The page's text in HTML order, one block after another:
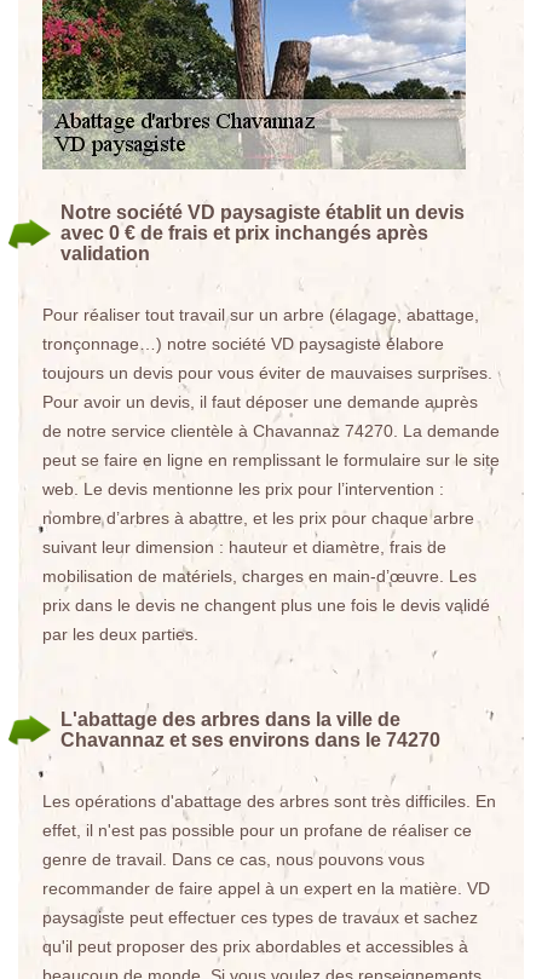
Notre société VD paysagiste établit un devis
avec 0 € de frais et prix inchangés après
validation
Pour réaliser tout travail sur un arbre (élagage, abattage,
tronçonnage…) notre société VD paysagiste élabore
toujours un devis pour vous éviter de mauvaises surprises.
Pour avoir un devis, il faut déposer une demande auprès
de notre service clientèle à Chavannaz 74270. La demande
peut se faire en ligne en remplissant le formulaire sur le site
web. Le devis mentionne les prix pour l’intervention :
nombre d’arbres à abattre, et les prix pour chaque arbre
suivant leur dimension : hauteur et diamètre, frais de
mobilisation de matériels, charges en main-d’œuvre. Les
prix dans le devis ne changent plus une fois le devis validé
par les deux parties.
L'abattage des arbres dans la ville de
Chavannaz et ses environs dans le 74270
Les opérations d'abattage des arbres sont très difficiles. En
effet, il n'est pas possible pour un profane de réaliser ce
genre de travail. Dans ce cas, nous pouvons vous
recommander de faire appel à un expert en la matière. VD
paysagiste peut effectuer ces types de travaux et sachez
qu'il peut proposer des prix abordables et accessibles à